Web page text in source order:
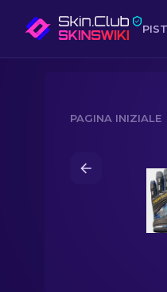
PAGINA INIZIALE
Media